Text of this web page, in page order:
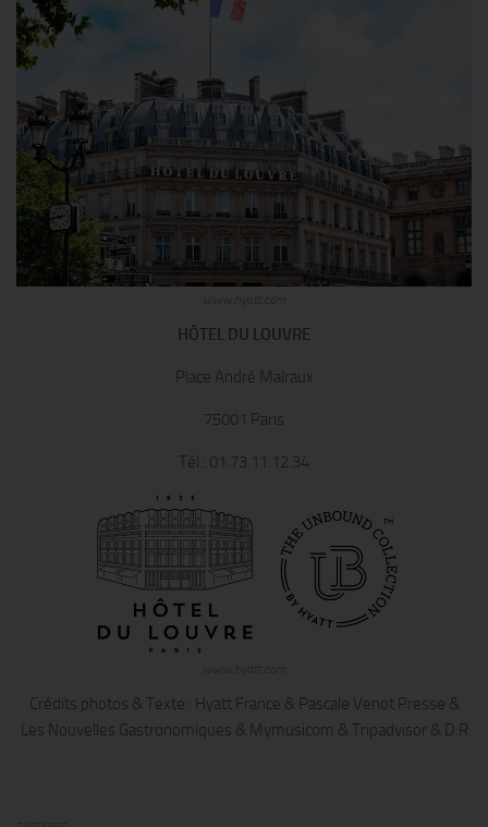
HÔTEL DU LOUVRE
Place André Malraux
75001 Paris
Tél.: 01.73.11.12.34
Crédits photos & Texte : Hyatt France & Pascale Venot Presse &
Les Nouvelles Gastronomiques & Mymusicom & Tripadvisor & D.R